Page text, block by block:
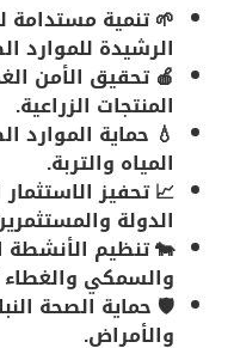
🌱تنمية مستدامة
الرشيدة للموارد
🍎تحقيق الأمن
المنتجات الزراعية.
💧 حماية الموارد
المياه والتربة.
📈تحفيز
الدولة
🐄تنظيم الأنشطة
والسمكي والغطاء
🛡️ حماية الصحة
والأمراض.